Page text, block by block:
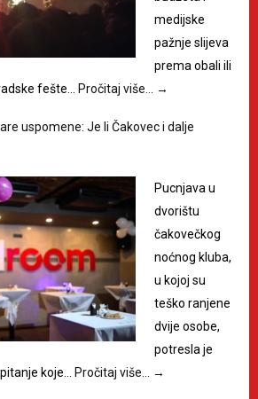
medijske
pažnje slijeva
prema obali ili
fešte… Pročitaj više… →
uspomene: Je li Čakovec i dalje
Pucnjava u
dvorištu
čakovečkog
noćnog kluba,
u kojoj su
teško ranjene
dvije osobe,
potresla je
koje… Pročitaj više… →